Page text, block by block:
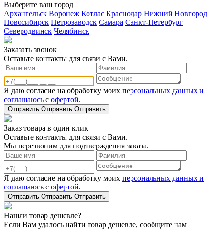
Выберите ваш город
Архангельск Воронеж Котлас Краснодар Нижний Новгород
Новосибирск Петрозаводск Самара Санкт-Петербург
Северодвинск Челябинск
Заказать звонoк
Оставьте контакты для связи с Вами.
Я даю согласие на обработку моих персональных данных и
соглашаюсь с офертой.
Отправить Отправить Отправить
Заказ товара в один клик
Оставьте контакты для связи с Вами.
Мы перезвоним для подтверждения заказа.
Я даю согласие на обработку моих персональных данных и
соглашаюсь с офертой.
Отправить Отправить Отправить
Нашли товар дешевле?
Если Вам удалось найти товар дешевле, сообщите нам